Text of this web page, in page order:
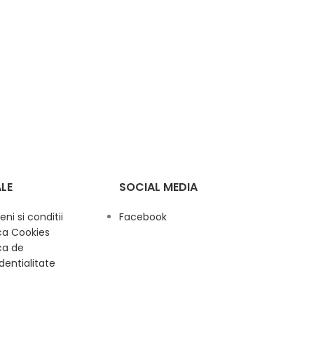
si conditii
Cookies
de
SOCIAL MEDIA
Facebook